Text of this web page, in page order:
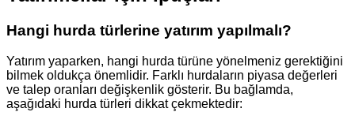
Hangi hurda türlerine yatırım yapılmalı?
Yatırım yaparken, hangi hurda türüne yönelmeniz gerektiğini
bilmek oldukça önemlidir. Farklı hurdaların piyasa değerleri
ve talep oranları değişkenlik gösterir. Bu bağlamda,
aşağıdaki hurda türleri dikkat çekmektedir: